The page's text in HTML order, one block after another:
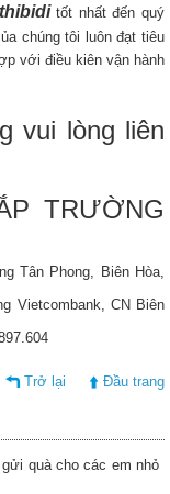
thibiditốt nhất đến quý
chúng tôi luôn đạt tiêu
với điều kiên vận hành
vui lòng liên
TRƯỜNG
Tân Phong, Biên Hòa,
Vietcombank, CN Biên
Trở lại
Đầu trang
quà cho các em nhỏ